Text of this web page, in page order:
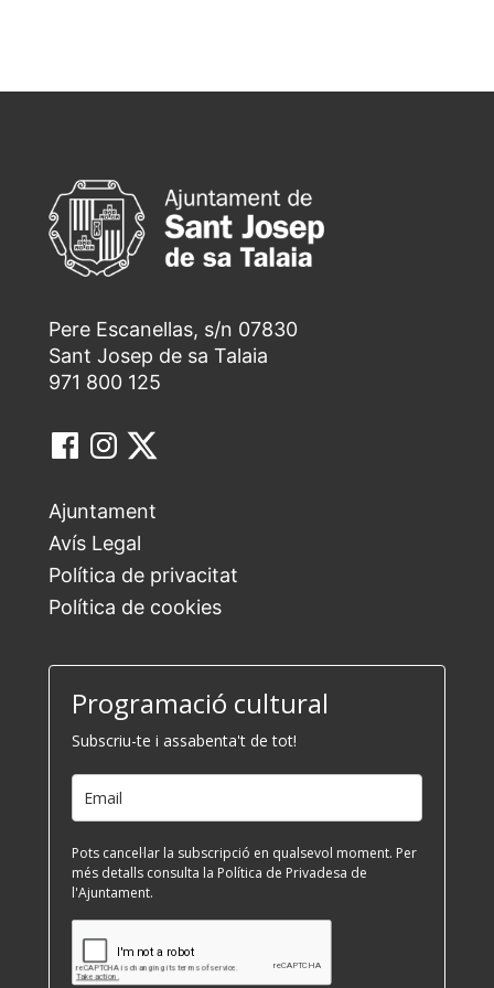
Pere Escanellas, s/n 07830
Sant Josep de sa Talaia
971 800 125
Ajuntament
Avís Legal
Política de privacitat
Política de cookies
Programació cultural
Subscriu-te i assabenta't de tot!
Pots cancel·lar la subscripció en qualsevol moment. Per
més detalls consulta la Política de Privadesa de
l'Ajuntament.